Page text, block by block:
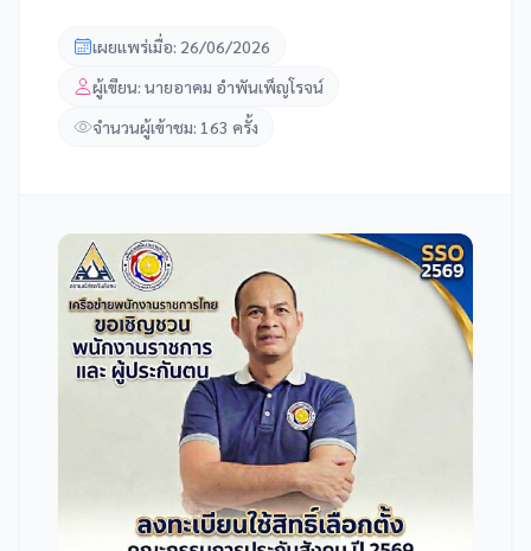
เผยแพร่เมื่อ: 26/06/2026
ผู้เขียน: นายอาคม อำพันเพ็ญโรจน์
จำนวนผู้เข้าชม: 163 ครั้ง